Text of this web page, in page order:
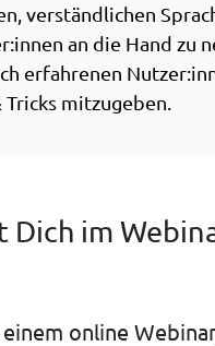
verständlichen
an die Hand zu
erfahrenen
mitzugeben.
Dich im
online